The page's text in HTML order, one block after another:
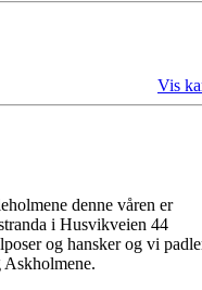
Vis
denne våren er
i Husvikveien 44
og hansker og vi